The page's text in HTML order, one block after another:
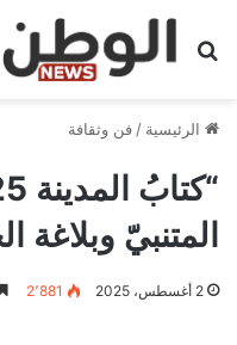
بحث عن
الرئيسية / فن وثقافة
المتنبيّ وبلاغة
2 أغسطس، 2025 2٬881